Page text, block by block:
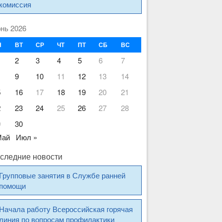
комиссия
2026
ВТ СР ЧТ ПТ СБ ВС
2 3 4 5 6
7
9 10 11 12 13
14
16 17 18 19 20
21
23 24 25 26 27
28
30
Июл »
новости
Групповые занятия в Службе ранней
помощи
Начала работу Всероссийская горячая
линия по вопросам профилактики